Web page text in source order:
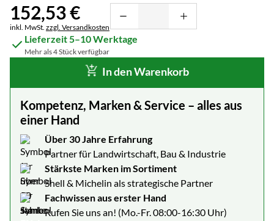
152,53€
Steuerhinweis:
inkl. MwSt. zzgl. Versandkosten
Lieferzeit 5–10 Werktage
Mehr als 4 Stück verfügbar
In den Warenkorb
Kompetenz, Marken & Service – alles aus
einer Hand
Über 30 Jahre Erfahrung
Partner für Landwirtschaft, Bau & Industrie
Stärkste Marken im Sortiment
Shell & Michelin als strategische Partner
Fachwissen aus erster Hand
Rufen Sie uns an! (Mo.-Fr. 08:00-16:30 Uhr)